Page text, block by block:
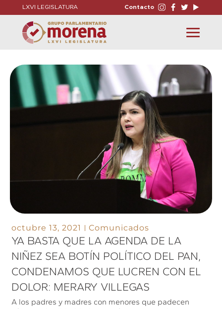
LXVI LEGISLATURA Contacto
Toggle
navigation
octubre 13, 2021 Comunicados
YA BASTA QUE LA AGENDA DE LA
NIÑEZ SEA BOTÍN POLÍTICO DEL PAN,
CONDENAMOS QUE LUCREN CON EL
DOLOR: MERARY VILLEGAS
A los padres y madres con menores que padecen